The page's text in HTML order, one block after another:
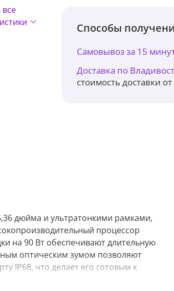
все
Способы
Самовывоз за 15
Доставка по
стоимость доставки
дюйма и ультратонкими рамками,
процессор
на 90 Вт обеспечивают длительную
оптическим зумом позволяют
IP68, что делает его готовым к